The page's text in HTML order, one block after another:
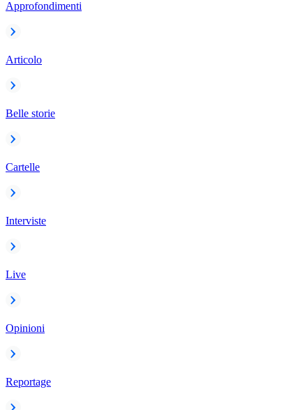
Approfondimenti
Articolo
Belle storie
Cartelle
Interviste
Live
Opinioni
Reportage